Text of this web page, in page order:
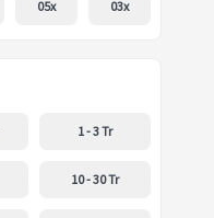
05x 03x
1 - 3 Tr
10 - 30 Tr